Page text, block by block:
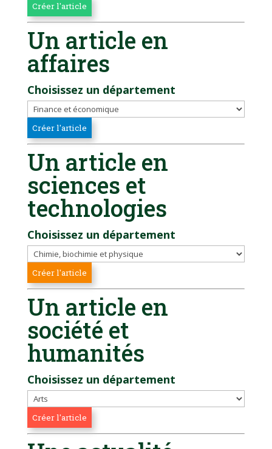
Un article en
affaires
Choisissez un département
Un article en
sciences et
technologies
Choisissez un département
Un article en
société et
humanités
Choisissez un département